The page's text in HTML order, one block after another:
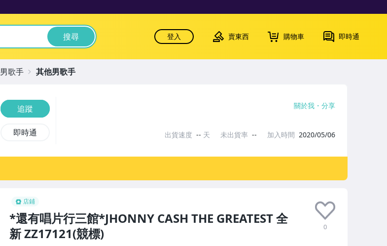
搜尋 登入 賣東西 購物車 即時通
店鋪
*還有唱片行三館*JHONNY CASH THE GREATEST 全
新 ZZ17121(競標)
0
追蹤
即時通
關於我 分享
出貨速度 -- 天 未出貨率 -- 加入時間 2020/05/06
男歌手 其他男歌手